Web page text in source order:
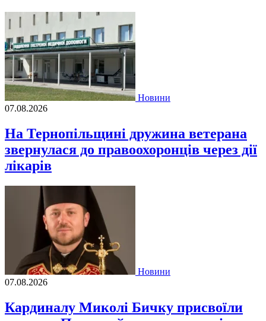
Новини
07.08.2026
На Тернопільщині дружина ветерана
звернулася до правоохоронців через дії
лікарів
Новини
07.08.2026
Кардиналу Миколі Бичку присвоїли